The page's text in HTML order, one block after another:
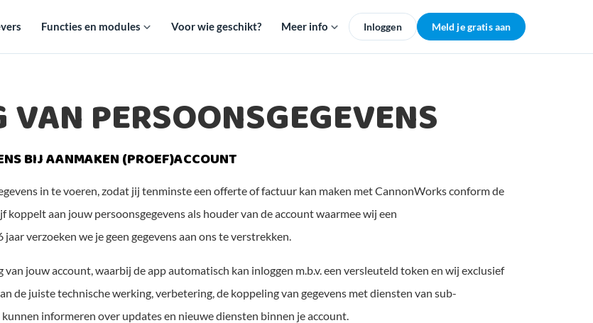
Functies en modules Voor wie geschikt? Meer info Inloggen Meld je gratis aan
PERSOONSGEGEVENS
BIJ AANMAKEN (PROEF)ACCOUNT
in te voeren, zodat jij tenminste een offerte of factuur kan maken met CannonWorks conform de
aan jouw persoonsgegevens als houder van de account waarmee wij een
verzoeken we je geen gegevens aan ons te verstrekken.
jouw account, waarbij de app automatisch kan inloggen m.b.v. een versleuteld token en wij exclusief
de juiste technische werking, verbetering, de koppeling van gegevens met diensten van sub-
informeren over updates en nieuwe diensten binnen je account.